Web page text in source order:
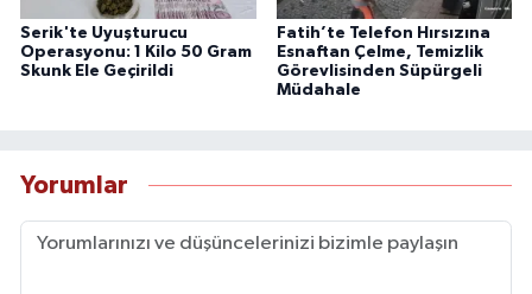
Serik'te Uyuşturucu
Operasyonu: 1 Kilo 50 Gram
Skunk Ele Geçirildi
Fatih’te Telefon Hırsızına
Esnaftan Çelme, Temizlik
Görevlisinden Süpürgeli
Müdahale
Yorumlar